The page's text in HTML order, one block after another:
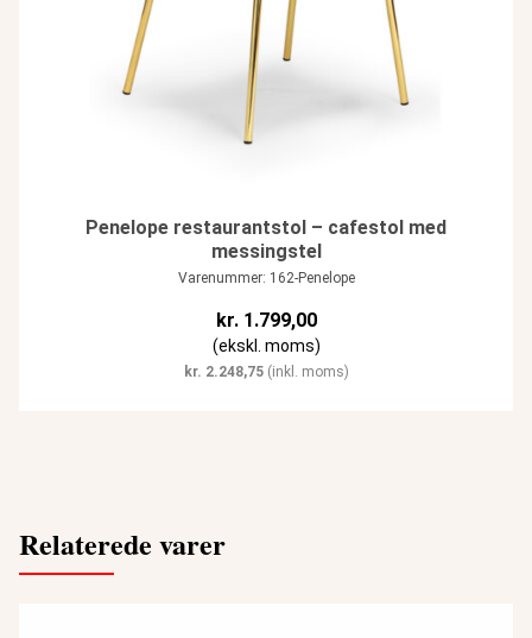
Penelope restaurantstol – cafestol med
messingstel
Varenummer: 162-Penelope
kr.1.799,00
(ekskl. moms)
kr. 2.248,75(inkl. moms)
Relaterede varer